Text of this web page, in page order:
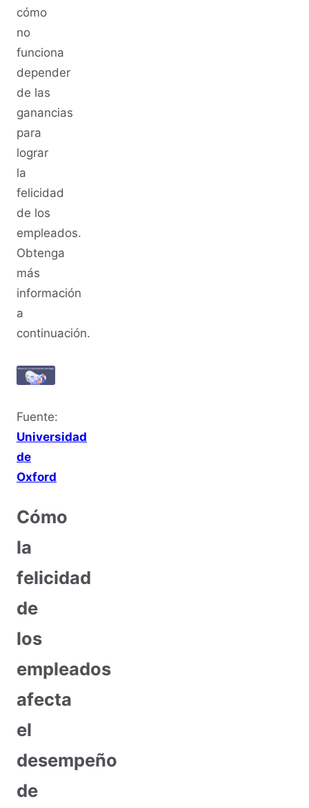
cómo
no
funciona
depender
de las
ganancias
para
lograr
la
felicidad
de los
empleados.
Obtenga
más
información
a
continuación.
Fuente:
Universidad
de
Oxford
Cómo
la
felicidad
de
los
empleados
afecta
el
desempeño
de